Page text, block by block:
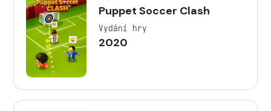
Puppet Soccer Clash
Vydání hry
2020